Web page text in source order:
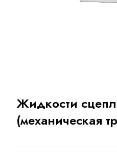
Жидкости
(механическая